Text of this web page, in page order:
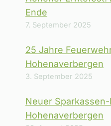
Ende
7. September 2025
25 Jahre
Hohenaverbergen
3. September 2025
Neuer
Hohenaverbergen